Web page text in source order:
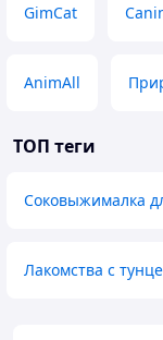
GimCat
AnimAll
ТОП теги
Соковыжималка
Лакомства с